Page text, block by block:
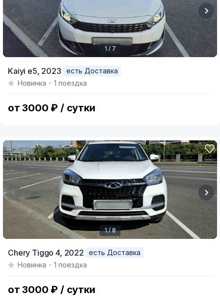
of
1 / 7
Kaiyi e5, 2023
есть Доставка
Новинка
1 поездка
от 3000 ₽ / сутки
of
1 / 8
Chery Tiggo 4, 2022
есть Доставка
Новинка
1 поездка
от 3000 ₽ / сутки